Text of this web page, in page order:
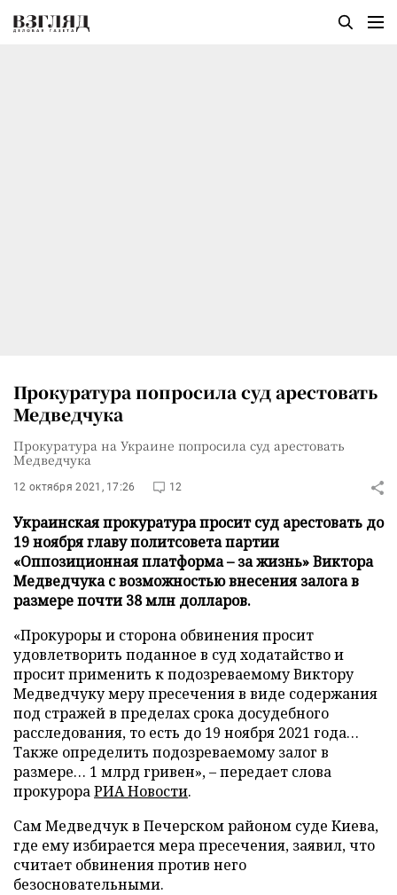
Прокуратура попросила суд арестовать
Медведчука
Прокуратура на Украине попросила суд арестовать
Медведчука
12 октября 2021, 17:26 12
Украинская прокуратура просит суд арестовать до
19 ноября главу политсовета партии
«Оппозиционная платформа – за жизнь» Виктора
Медведчука с возможностью внесения залога в
размере почти 38 млн долларов.
«Прокуроры и сторона обвинения просит
удовлетворить поданное в суд ходатайство и
просит применить к подозреваемому Виктору
Медведчуку меру пресечения в виде содержания
под стражей в пределах срока досудебного
расследования, то есть до 19 ноября 2021 года…
Также определить подозреваемому залог в
размере… 1 млрд гривен», – передает слова
прокурораРИА Новости.
Сам Медведчук в Печерском районом суде Киева,
где ему избирается мера пресечения, заявил, что
считает обвинения против него
безосновательными.